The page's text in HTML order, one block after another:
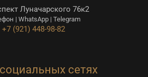
Луначарского 76к2
| WhatsApp | Telegram
+7 (921) 448-98-82
сетях